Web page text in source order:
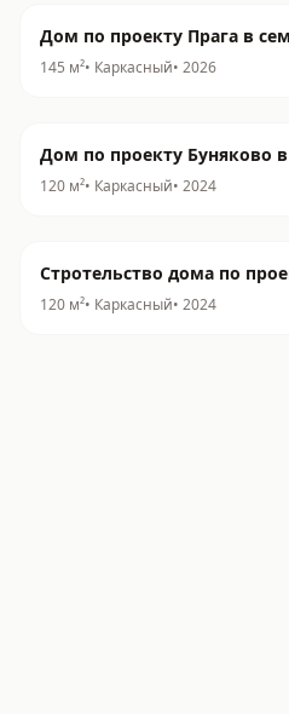
Дом по проекту Прага в
145 м²• Каркасный• 2026
Дом по проекту Буняково
120 м²• Каркасный• 2024
Стротельство дома по
120 м²• Каркасный• 2024